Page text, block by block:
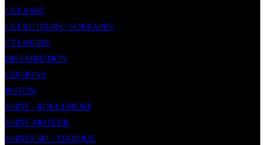
CULASSE
CULBUTEURS / SOUPAPES
CYLINDRE
DISTRIBUTION
GOUJONS
PISTON
JOINT / ROULEMENT
JOINT MOTEUR
JOINTS SPI / TORIQUE